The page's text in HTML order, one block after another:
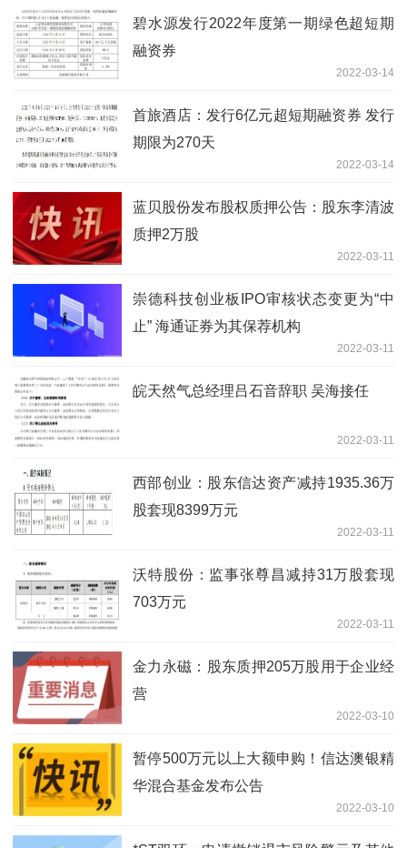
碧水源发行2022年度第一期绿色超短期
融资券
2022-03-14
首旅酒店：发行6亿元超短期融资券 发行
期限为270天
2022-03-14
蓝贝股份发布股权质押公告：股东李清波
质押2万股
2022-03-11
崇德科技创业板IPO审核状态变更为“中
止” 海通证券为其保荐机构
2022-03-11
皖天然气总经理吕石音辞职 吴海接任
2022-03-11
西部创业：股东信达资产减持1935.36万
股套现8399万元
2022-03-11
沃特股份：监事张尊昌减持31万股套现
703万元
2022-03-11
金力永磁：股东质押205万股用于企业经
营
2022-03-10
暂停500万元以上大额申购！信达澳银精
华混合基金发布公告
2022-03-10